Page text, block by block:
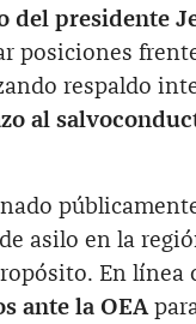
del presidente
posiciones
respaldo
al
asilo en la
En
ante la OEA